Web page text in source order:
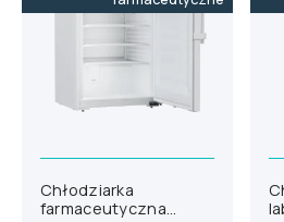
Chłodziarka
farmaceutyczna